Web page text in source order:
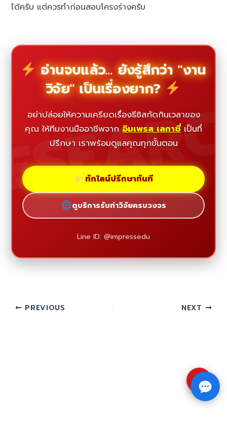
ได้ครับ แต่ควรทำก่อนสอบโครงร่างครับ
อ่านจบแล้ว... ยังรู้สึกว่า "งาน
วิจัย" เป็นเรื่องยาก?
อย่าปล่อยให้ความเครียดเรื่องธีซิสกัดกินเวลาของ
คุณ ให้ทีมงานมืออาชีพจาก อิมเพรส เลกาซี่ เป็นที่
ปรึกษา เราพร้อมดูแลคุณทุกขั้นตอน
ทักไลน์ปรึกษาทันที
ดูบริการรับทำวิจัยครบวงจร
Line ID: @impressedu
PREVIOUS NEXT
⇧